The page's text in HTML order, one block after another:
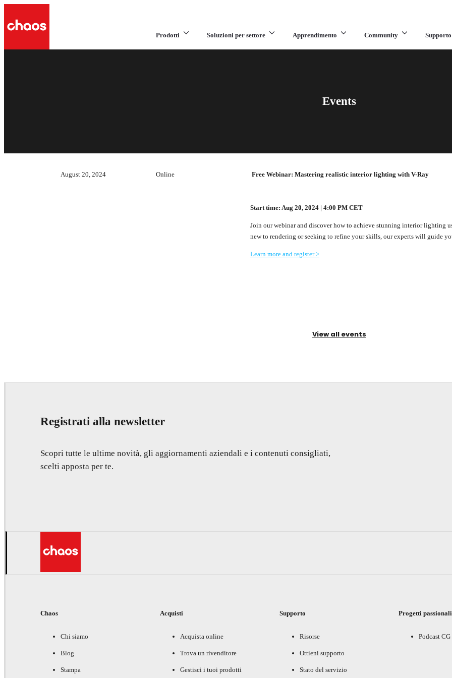
Prodotti Soluzioni per settore Apprendimento Community Supporto
Events
August 20, 2024 Online Free Webinar: Mastering realistic interior lighting with V-Ray
Start time: Aug 20, 2024 | 4:00 PM CET
Join our webinar and discover how to achieve stunning interior lighting
new to rendering or seeking to refine your skills, our experts will guide
Learn more and register >
View all events
Registrati alla newsletter
Scopri tutte le ultime novità, gli aggiornamenti aziendali e i contenuti consigliati,
scelti apposta per te.
Chaos
Chi siamo
Blog
Stampa
Acquisti
Acquista online
Trova un rivenditore
Gestisci i tuoi prodotti
Supporto
Risorse
Ottieni supporto
Stato del servizio
Progetti passionali
Podcast CG